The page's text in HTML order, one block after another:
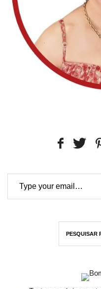
Type your email…